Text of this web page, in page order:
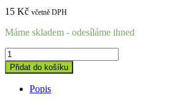
15 Kč včetně DPH
Máme skladem - odesíláme ihned
Umělé
mechové
kameny
quantity
Přidat do košíku
Popis